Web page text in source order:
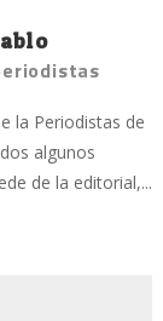
la Periodistas de
algunos
de la editorial,...